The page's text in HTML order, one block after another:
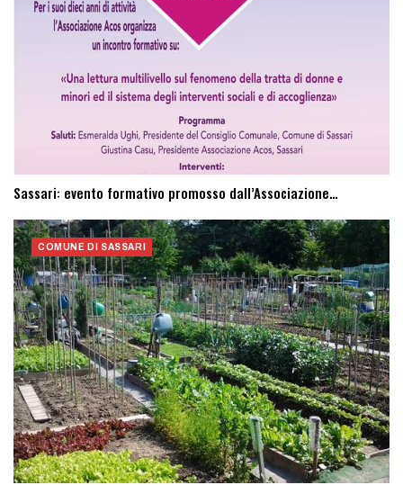
Sassari: evento formativo promosso dall’Associazione…
COMUNE DI SASSARI